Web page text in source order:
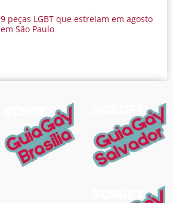
9 peças LGBT que estreiam em agosto
em São Paulo